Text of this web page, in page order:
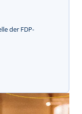
der FDP-